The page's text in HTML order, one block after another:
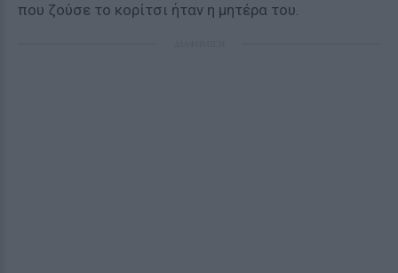
που ζούσε το κορίτσι ήταν η μητέρα του.